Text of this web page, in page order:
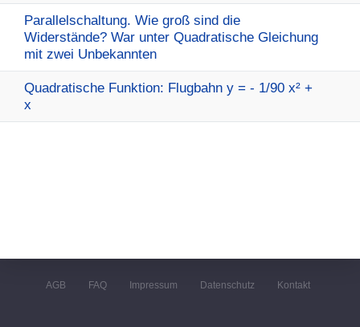
Parallelschaltung. Wie groß sind die
Widerstände? War unter Quadratische Gleichung
mit zwei Unbekannten
Quadratische Funktion: Flugbahn y = - 1/90 x² +
x
AGB FAQ Impressum Datenschutz Kontakt